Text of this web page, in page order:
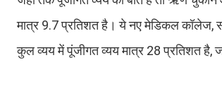
मात्र 9.7 प्रतिशत है। ये नए मेडिकल कॉलेज,
कुल व्यय में पूंजीगत व्यय मात्र 28 प्रतिशत है,